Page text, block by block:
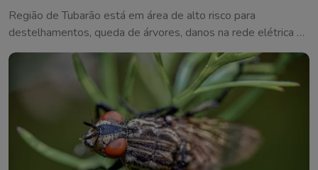
tempo vira
Região de Tubarão está em área de alto risco para
destelhamentos, queda de árvores, danos na rede elétrica e
alagamentos entre quinta e sexta-feira